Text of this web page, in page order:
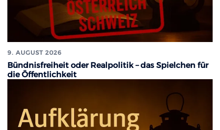
9. AUGUST 2026
Bündnisfreiheit oder Realpolitik – das Spielchen für
die Öffentlichkeit